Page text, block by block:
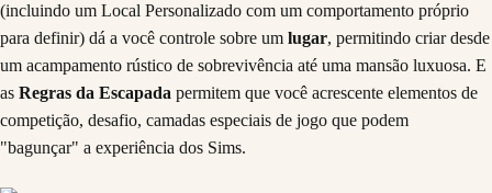
(incluindo um Local Personalizado com um comportamento próprio
para definir) dá a você controle sobre um lugar, permitindo criar desde
um acampamento rústico de sobrevivência até uma mansão luxuosa. E
as Regras da Escapada permitem que você acrescente elementos de
competição, desafio, camadas especiais de jogo que podem
"bagunçar" a experiência dos Sims.